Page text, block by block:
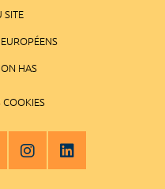
SITE
HAS
COOKIES